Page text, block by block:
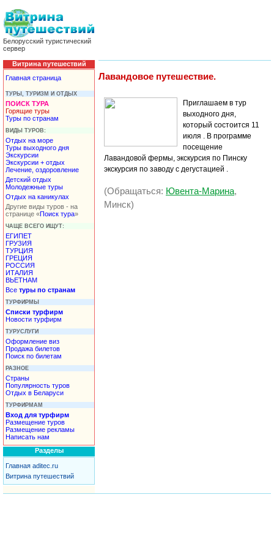
Белорусский туристический
сервер
Витрина путешествий
Главная страница
ТУРЫ, ТУРИЗМ И ОТДЫХ
ПОИСК ТУРА
Горящие туры
Туры по странам
ВИДЫ ТУРОВ:
Отдых на море
Туры выходного дня
Экскурсии
Экскурсии + отдых
Лечение, оздоровление
Детский отдых
Молодежные туры
Отдых на каникулах
Другие виды туров - на
странице «Поиск тура»
ЧАЩЕ ВСЕГО ИЩУТ:
ЕГИПЕТ
ГРУЗИЯ
ТУРЦИЯ
ГРЕЦИЯ
РОССИЯ
ИТАЛИЯ
ВЬЕТНАМ
Все туры по странам
ТУРФИРМЫ
Списки турфирм
Новости турфирм
ТУРУСЛУГИ
Оформление виз
Продажа билетов
Поиск по билетам
РАЗНОЕ
Страны
Популярность туров
Отдых в Беларуси
ТУРФИРМАМ
Вход для турфирм
Размещение туров
Размещение рекламы
Написать нам
Разделы
Главная aditec.ru
Витрина путешествий
Лавандовое путешествие.
Приглашаем в тур
выходного дня,
который состоится 11
июля . В программе
посещение
Лавандовой фермы, экскурсия по Пинску
экскурсия по заводу с дегустацией .
(Обращаться: Ювента-Марина,
Минск)